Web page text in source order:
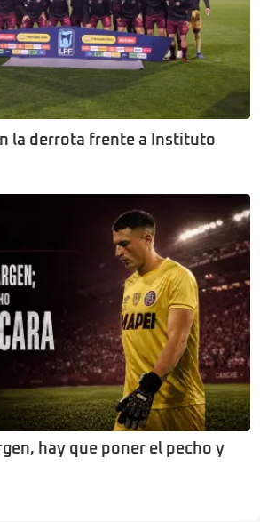
la derrota frente a Instituto
hay que poner el pecho y